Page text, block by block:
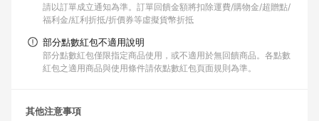
請以訂單成立通知為準。訂單回饋金額將扣除運費/購物金/超贈點/
福利金/紅利折抵/折價券等虛擬貨幣折抵
部分點數紅包不適用說明
部分點數紅包僅限指定商品使用，或不適用於無回饋商品。各點數
紅包之適用商品與使用條件請依點數紅包頁面規則為準。
其他注意事項